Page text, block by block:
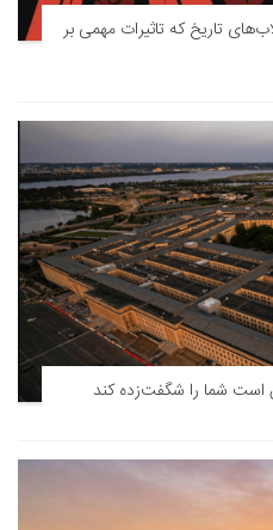
تاریخ که تاثیرات مهمی بر
است شما را شگفت‌زده کند